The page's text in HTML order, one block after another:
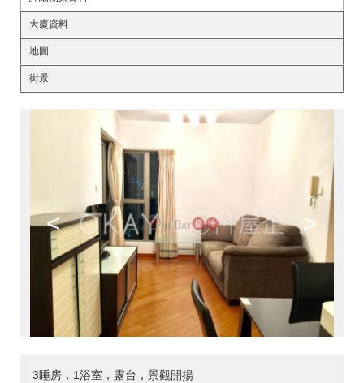
大廈資料
地圖
街景
< >
3睡房，1浴室，露台，景觀開揚